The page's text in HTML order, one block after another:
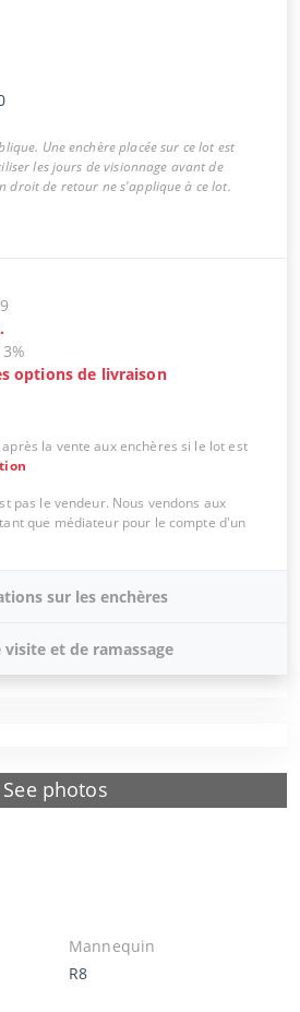
See photos
Une enchère placée sur ce lot est
les jours de visionnage avant de
droit de retour ne s'applique à ce lot.
9
options de livraison
la vente aux enchères si le lot est
pas le vendeur. Nous vendons aux
que médiateur pour le compte d'un
sur les enchères
visite et de ramassage
Mannequin
R8